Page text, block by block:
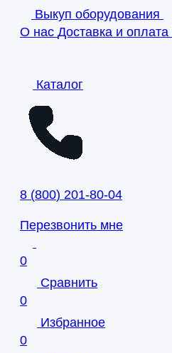
Выкуп оборудования
О нас Доставка и оплата
Каталог
8 (800) 201-80-04
Перезвонить мне
0
Сравнить
0
Избранное
0